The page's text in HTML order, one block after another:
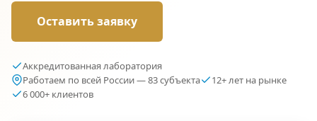
Оставить заявку
Аккредитованная лаборатория
Работаем по всей России — 83 субъекта
12+ лет на рынке
6 000+ клиентов